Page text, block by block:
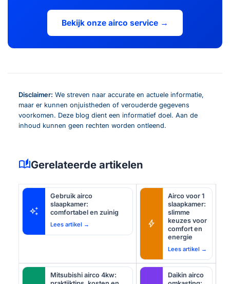
Bekijk onze airco service →
Disclaimer: We streven naar accurate en actuele informatie,
maar er kunnen onjuistheden of verouderde gegevens
voorkomen. Deze blog dient een informatief doel. Aan de
inhoud kunnen geen rechten worden ontleend.
auto_storiesGerelateerde artikelen
auto_awesome
Gebruik airco
slaapkamer:
comfortabel en zuinig
Lees artikel → bolt
Airco voor 1
slaapkamer:
slimme
keuzes voor
comfort en
energie
Lees artikel →
Mitsubishi airco 4kw:
Daikin airco